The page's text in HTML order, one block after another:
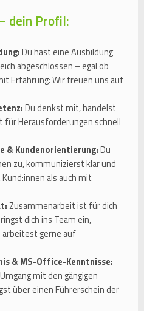
dein Profil:
Du hast eine Ausbildung
abgeschlossen – egal ob
Erfahrung: Wir freuen uns auf
Du denkst mit, handelst
Herausforderungen schnell
& Kundenorientierung:Du
zu, kommunizierst klar und
als auch mit
Zusammenarbeit ist für dich
dich ins Team ein,
gerne auf
& MS-Office-Kenntnisse:
mit den gängigen
über einen Führerschein der